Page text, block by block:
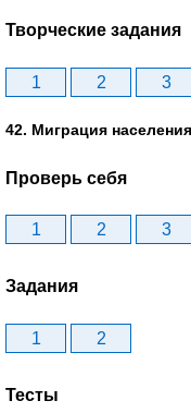
Творческие задания
1 2 3
42. Миграция
Проверь себя
1 2 3
Задания
1 2
Тесты